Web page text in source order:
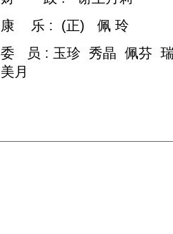
康 乐 : (正) 佩 玲 (
委 员 : 玉珍 秀晶 佩芬
美月